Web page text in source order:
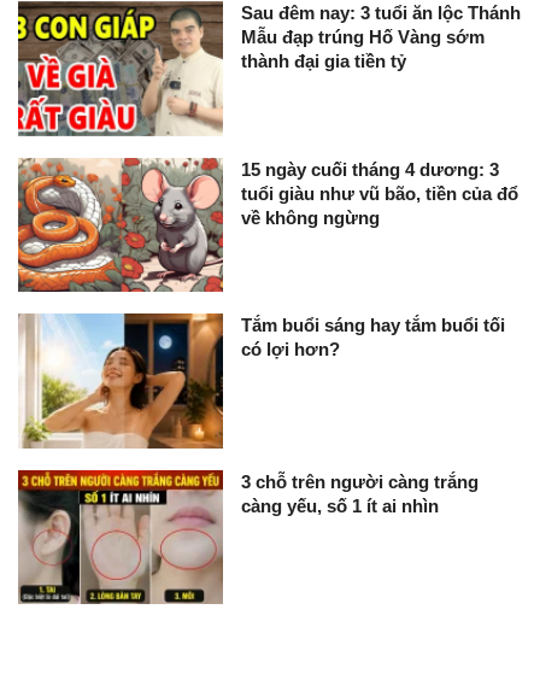
Sau đêm nay: 3 tuổi ăn lộc Thánh
Mẫu đạp trúng Hố Vàng sớm
thành đại gia tiền tỷ
15 ngày cuối tháng 4 dương: 3
tuổi giàu như vũ bão, tiền của đổ
về không ngừng
Tắm buổi sáng hay tắm buổi tối
có lợi hơn?
3 chỗ trên người càng trắng
càng yếu, số 1 ít ai nhìn